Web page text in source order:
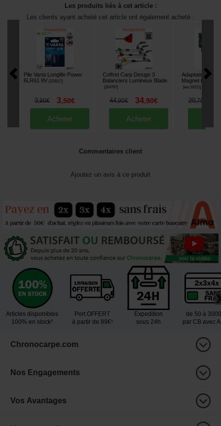
Les produits liés à cet article :
Les clients ayant acheté cet article ont également acheté :
Pile Varta Longlife Power
6LR61 9V [222017]
3,90€ 3,50€
Acheter
Coffret Carp Design 3
Balanciers Lumineux Blade
[204787]
44,90€ 34,90€
Acheter
Adaptateur
Magnet Power
[esc16221]
20,70
Commentaires client
Ajoutez un avis à ce produit
Articles disponibles
100% en stock³
Port OFFERT
à partir de 99€¹
Expedition
sous 24h
de 50 à
par CB avec
Chronocarpe.com
Nos Engagements
Vos Avantages